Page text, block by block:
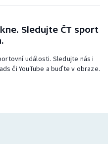
Sledujte ČT sport
události. Sledujte nás i
či YouTube a buďte v obraze.